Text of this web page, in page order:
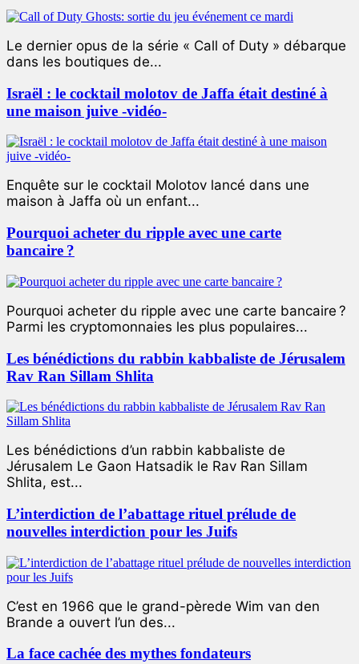
Le dernier opus de la série « Call of Duty » débarque
dans les boutiques de...
Israël : le cocktail molotov de Jaffa était destiné à
une maison juive -vidéo-
Enquête sur le cocktail Molotov lancé dans une
maison à Jaffa où un enfant...
Pourquoi acheter du ripple avec une carte
bancaire ?
Pourquoi acheter du ripple avec une carte bancaire ?
Parmi les cryptomonnaies les plus populaires...
Les bénédictions du rabbin kabbaliste de Jérusalem
Rav Ran Sillam Shlita
Les bénédictions d’un rabbin kabbaliste de
Jérusalem Le Gaon Hatsadik le Rav Ran Sillam
Shlita, est...
L’interdiction de l’abattage rituel prélude de
nouvelles interdiction pour les Juifs
C’est en 1966 que le grand-pèrede Wim van den
Brande a ouvert l’un des...
La face cachée des mythes fondateurs